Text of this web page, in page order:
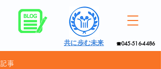
☎045-516-4486
共に歩む未来
記事